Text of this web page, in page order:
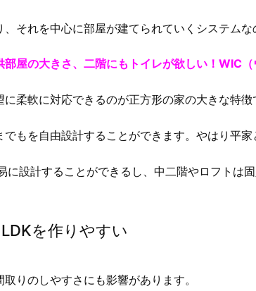
それを中心に部屋が建てられていくシステム
屋の大きさ、二階にもトイレが欲しい！WIC
柔軟に対応できるのが正方形の家の大きな特徴
もを自由設計することができます。やはり平
に設計することができるし、中二階やロフトは
を作りやすい
りのしやすさにも影響があります。